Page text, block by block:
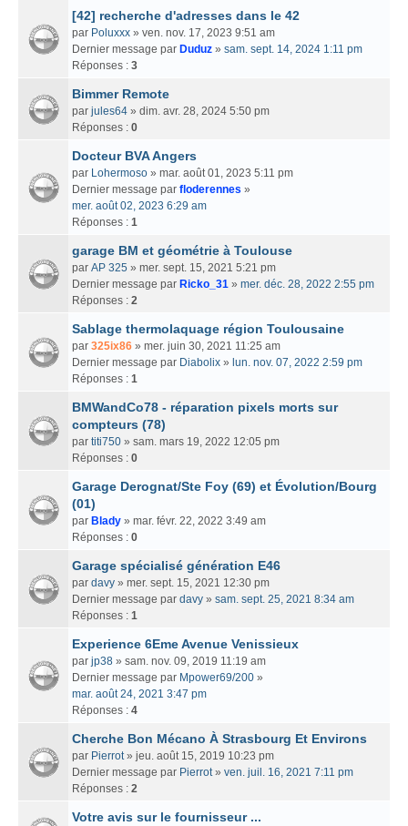
[42] recherche d'adresses dans le 42
par Poluxxx » ven. nov. 17, 2023 9:51 am
Dernier message par Duduz » sam. sept. 14, 2024 1:11 pm
Réponses : 3
Bimmer Remote
par jules64 » dim. avr. 28, 2024 5:50 pm
Réponses : 0
Docteur BVA Angers
par Lohermoso » mar. août 01, 2023 5:11 pm
Dernier message par floderennes »
mer. août 02, 2023 6:29 am
Réponses : 1
garage BM et géométrie à Toulouse
par AP 325 » mer. sept. 15, 2021 5:21 pm
Dernier message par Ricko_31 » mer. déc. 28, 2022 2:55 pm
Réponses : 2
Sablage thermolaquage région Toulousaine
par 325ix86 » mer. juin 30, 2021 11:25 am
Dernier message par Diabolix » lun. nov. 07, 2022 2:59 pm
Réponses : 1
BMWandCo78 - réparation pixels morts sur
compteurs (78)
par titi750 » sam. mars 19, 2022 12:05 pm
Réponses : 0
Garage Derognat/Ste Foy (69) et Évolution/Bourg
(01)
par Blady » mar. févr. 22, 2022 3:49 am
Réponses : 0
Garage spécialisé génération E46
par davy » mer. sept. 15, 2021 12:30 pm
Dernier message par davy » sam. sept. 25, 2021 8:34 am
Réponses : 1
Experience 6Eme Avenue Venissieux
par jp38 » sam. nov. 09, 2019 11:19 am
Dernier message par Mpower69/200 »
mar. août 24, 2021 3:47 pm
Réponses : 4
Cherche Bon Mécano À Strasbourg Et Environs
par Pierrot» jeu. août 15, 2019 10:23 pm
Dernier message par Pierrot» ven. juil. 16, 2021 7:11 pm
Réponses : 2
Votre avis sur le fournisseur ...